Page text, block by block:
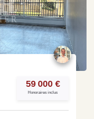
59 000 €
Honoraires inclus